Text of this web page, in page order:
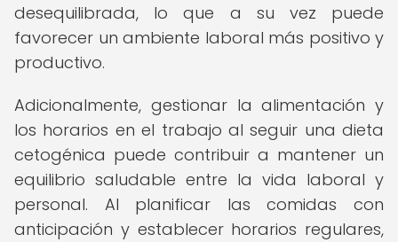
desequilibrada, lo que a su vez puede
favorecer un ambiente laboral más positivo y
productivo.
Adicionalmente, gestionar la alimentación y
los horarios en el trabajo al seguir una dieta
cetogénica puede contribuir a mantener un
equilibrio saludable entre la vida laboral y
personal. Al planificar las comidas con
anticipación y establecer horarios regulares,